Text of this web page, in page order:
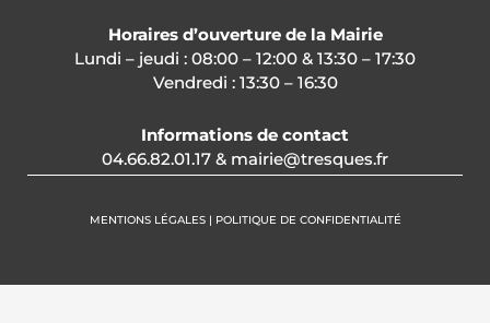
Horaires d’ouverture de la Mairie
Lundi – jeudi : 08:00 – 12:00 & 13:30 – 17:30
Vendredi : 13:30 – 16:30
Informations de contact
04.66.82.01.17 & mairie@tresques.fr
MENTIONS LÉGALES | POLITIQUE DE CONFIDENTIALITÉ